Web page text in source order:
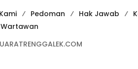
Pedoman Hak Jawab